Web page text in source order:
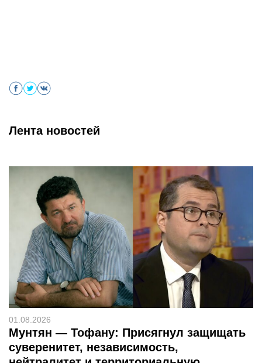
Лента новостей
01.08.2026
Мунтян — Тофану: Присягнул защищать
суверенитет, независимость,